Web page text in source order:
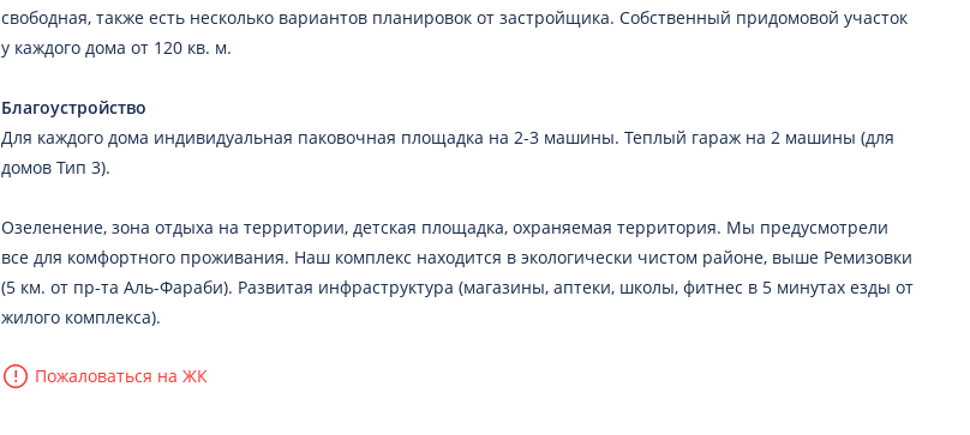
свободная, также есть несколько вариантов планировок от застройщика. Собственный придомовой участок
у каждого дома от 120 кв. м.
Благоустройство
Для каждого дома индивидуальная паковочная площадка на 2-3 машины. Теплый гараж на 2 машины (для
домов Тип 3).
Озеленение, зона отдыха на территории, детская площадка, охраняемая территория. Мы предусмотрели
все для комфортного проживания. Наш комплекс находится в экологически чистом районе, выше Ремизовки
(5 км. от пр-та Аль-Фараби). Развитая инфраструктура (магазины, аптеки, школы, фитнес в 5 минутах езды от
жилого комплекса).
Пожаловаться на ЖК